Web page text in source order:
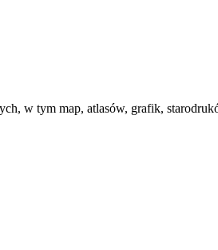
w tym map, atlasów, grafik,